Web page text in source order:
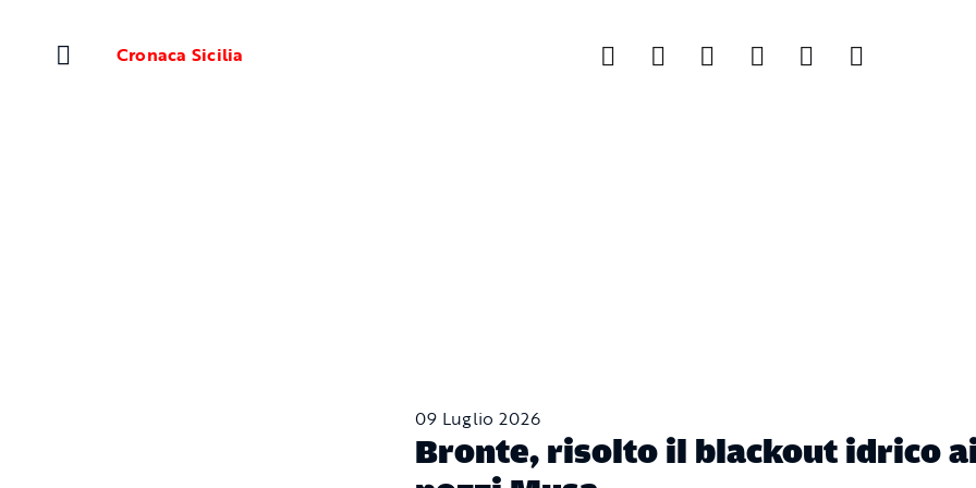
contenuto
Cronaca Sicilia
09 Luglio 2026
Bronte, risolto il blackout idrico